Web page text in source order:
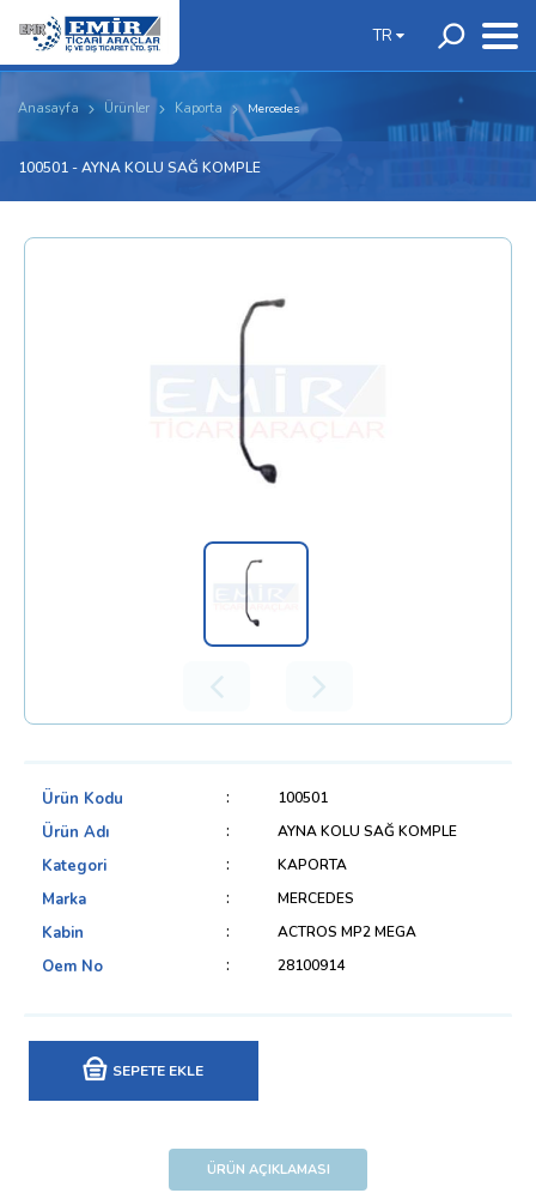
TR
Anasayfa Ürünler Kaporta Mercedes
100501 - AYNA KOLU SAĞ KOMPLE
Ürün Kodu 100501
Ürün Adı AYNA KOLU SAĞ KOMPLE
Kategori KAPORTA
Marka MERCEDES
Kabin ACTROS MP2 MEGA
Oem No 28100914
SEPETE EKLE
ÜRÜN AÇIKLAMASI